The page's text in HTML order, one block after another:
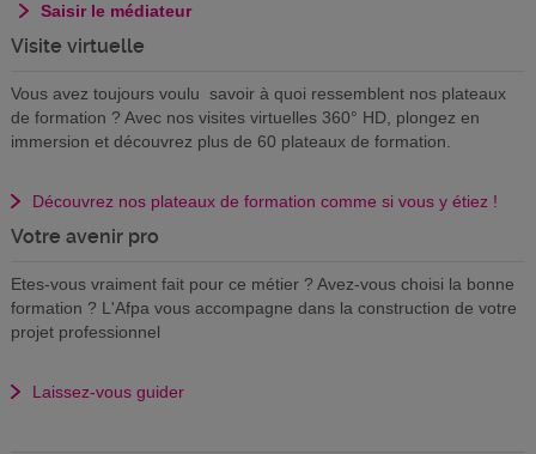
Saisir le médiateur
Visite virtuelle
Vous avez toujours voulu savoir à quoi ressemblent nos plateaux
de formation ? Avec nos visites virtuelles 360° HD, plongez en
immersion et découvrez plus de 60 plateaux de formation.
Découvrez nos plateaux de formation comme si vous y étiez !
Votre avenir pro
Etes-vous vraiment fait pour ce métier ? Avez-vous choisi la bonne
formation ? L'Afpa vous accompagne dans la construction de votre
projet professionnel
Laissez-vous guider